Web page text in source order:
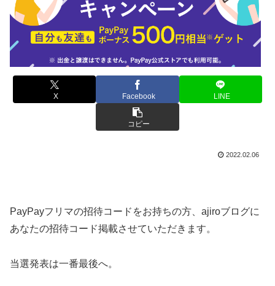
X Facebook LINE
コピー
2022.02.06
PayPayフリマの招待コードをお持ちの方、ajiroブログに
あなたの招待コード掲載させていただきます。
当選発表は一番最後へ。